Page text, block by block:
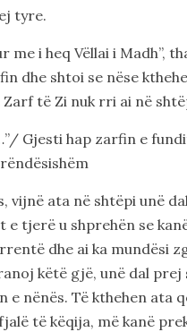
tyre.
me i heq Vëllai i Madh”,
dhe shtoi se nëse
Zarf të Zi nuk rri ai në
Gjesti hap zarfin e
vijnë ata në shtëpi unë
e tjerë u shprehën se
dhe ai ka mundësi
këtë gjë, unë dal prej
e nënës. Të kthehen ata
të këqija, më kanë